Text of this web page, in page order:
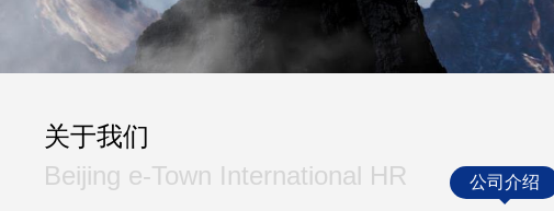
关于我们
Beijing e-Town International HR 公司介绍